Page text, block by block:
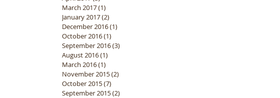
March 2017(1)
January 2017(2)
December 2016(1)
October 2016(1)
September 2016(3)
August 2016(1)
March 2016(1)
November 2015(2)
October 2015(7)
September 2015(2)